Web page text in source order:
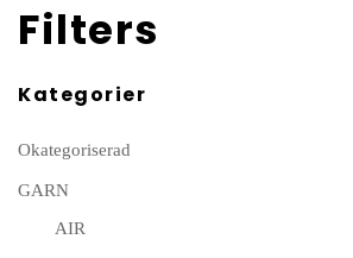
Filters
Kategorier
Okategoriserad
GARN
AIR